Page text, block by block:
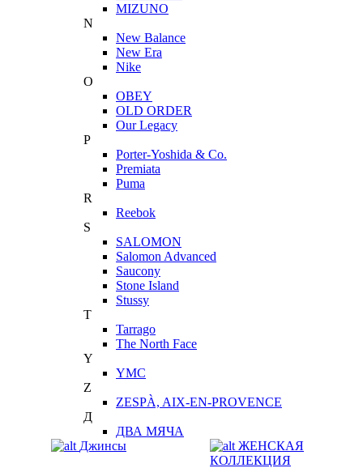
MIZUNO
N
New Balance
New Era
Nike
O
OBEY
OLD ORDER
Our Legacy
P
Porter-Yoshida & Co.
Premiata
Puma
R
Reebok
S
SALOMON
Salomon Advanced
Saucony
Stone Island
Stussy
T
Tarrago
The North Face
Y
YMC
Z
ZESPÀ, AIX-EN-PROVENCE
Д
ДВА МЯЧА
Джинсы
ЖЕНСКАЯ
КОЛЛЕКЦИЯ